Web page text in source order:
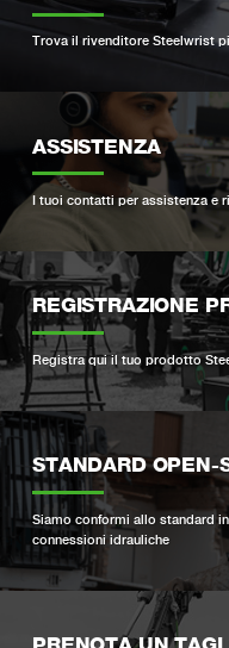
Trova il rivenditore Steelwrist
ASSISTENZA
I tuoi contatti per assistenza e
REGISTRAZIONE
Registra qui il tuo prodotto
STANDARD OPEN-
Siamo conformi allo standard
connessioni idrauliche